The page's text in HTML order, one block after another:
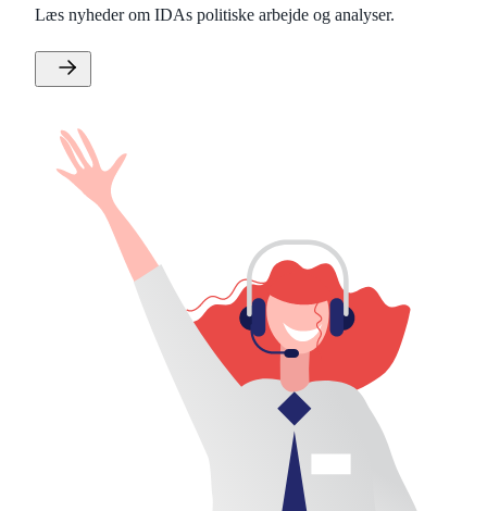
Læs nyheder om IDAs politiske arbejde og analyser.